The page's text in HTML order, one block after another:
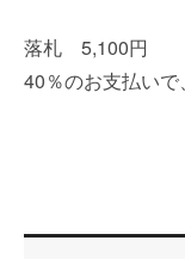
落札 5,100円
40％のお支払いで